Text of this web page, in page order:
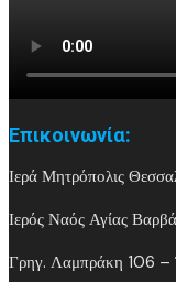
Επικοινωνία:
Ιερά Μητρόπολις
Ιερός Ναός Αγίας
Γρηγ. Λαμπράκη 106